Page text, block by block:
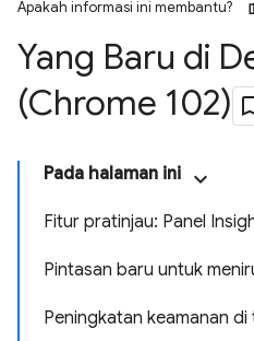
Apakah informasi ini membantu?
Yang Baru di
(Chrome 102)
Pada halaman ini
Fitur pratinjau: Panel
Pintasan baru untuk
Peningkatan keamanan